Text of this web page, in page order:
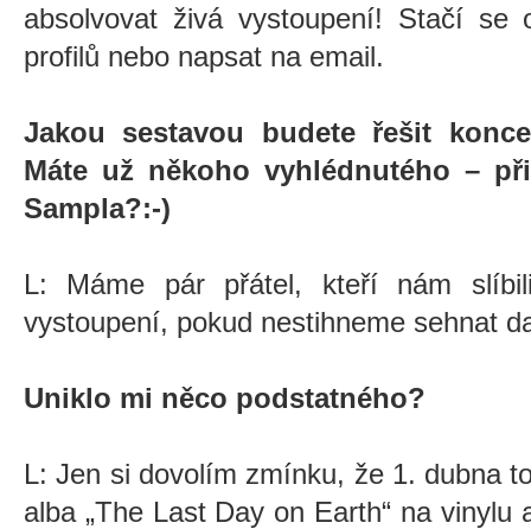
absolvovat živá vystoupení! Stačí se
profilů nebo napsat na email.
Jakou sestavou budete řešit
Máte už někoho vyhlédnutého –
Sampla?:-)
L: Máme pár přátel, kteří nám
vystoupení, pokud nestihneme sehnat
Uniklo mi něco podstatného?
L: Jen si dovolím zmínku, že 1. dubna
alba „The Last Day on Earth“ na